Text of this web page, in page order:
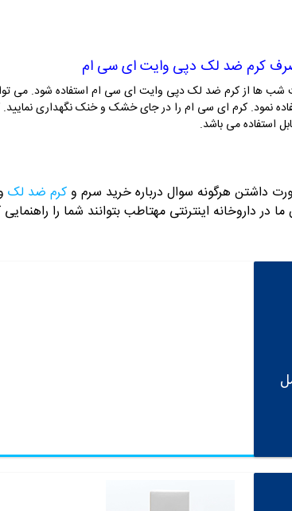
کرم ضد لک دپی وایت ای سی ام
شب ها از کرم ضد لک دپی وایت ای سی ام استفاده شود. می
نمود. کرم ای سی ام را در جای خشک و خنک نگهداری
استفاده می باشد.
داشتن هرگونه سوال درباره خرید سرم وکرم ضد لک
ما در داروخانه اینترنتی مهتاطب بتوانند شما را راهنمایی